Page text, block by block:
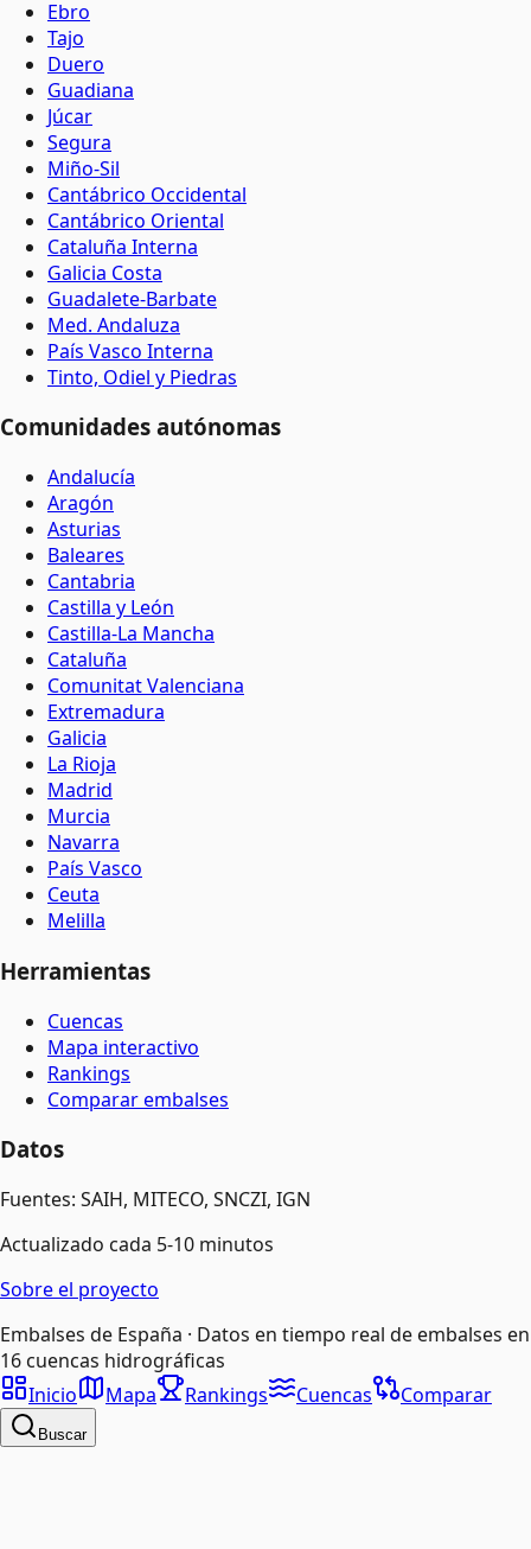
Ebro
Tajo
Duero
Guadiana
Júcar
Segura
Miño-Sil
Cantábrico Occidental
Cantábrico Oriental
Cataluña Interna
Galicia Costa
Guadalete-Barbate
Med. Andaluza
País Vasco Interna
Tinto, Odiel y Piedras
Comunidades autónomas
Andalucía
Aragón
Asturias
Baleares
Cantabria
Castilla y León
Castilla-La Mancha
Cataluña
Comunitat Valenciana
Extremadura
Galicia
La Rioja
Madrid
Murcia
Navarra
País Vasco
Ceuta
Melilla
Herramientas
Cuencas
Mapa interactivo
Rankings
Comparar embalses
Datos
Fuentes: SAIH, MITECO, SNCZI, IGN
Actualizado cada 5-10 minutos
Sobre el proyecto
Embalses de España · Datos en tiempo real de embalses en
16 cuencas hidrográficas
Inicio
Mapa Rankings Cuencas Comparar
Buscar